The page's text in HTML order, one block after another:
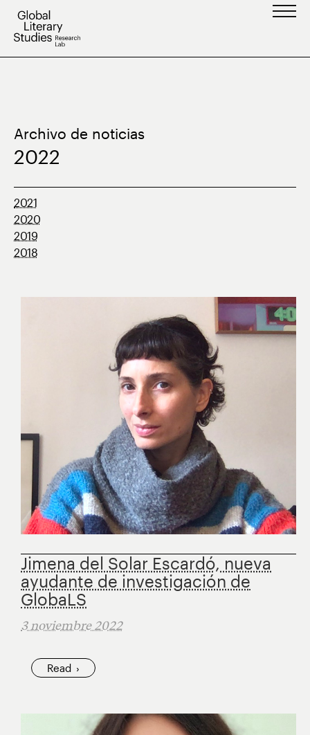
Saltar
contenido
Archivo de noticias
2022
2021
2020
2019
2018
Jimena del Solar Escardó, nueva
ayudante de investigación de
GlobaLS
3 noviembre 2022
Read